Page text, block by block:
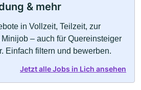
& mehr
in Vollzeit, Teilzeit, zur
– auch für Quereinsteiger
Einfach filtern und bewerben.
Jetzt alle Jobs in Lich ansehen